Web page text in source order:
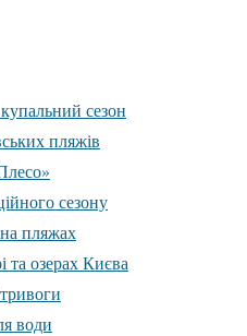
сезон
пляжів
сезону
пляжах
озерах Києва
води